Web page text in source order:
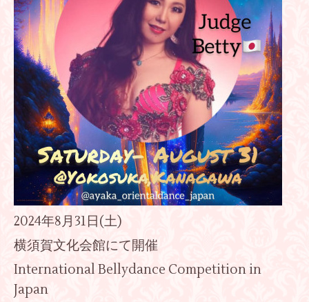
2024年8月31日(土)
横須賀文化会館にて開催
International Bellydance Competition in
Japan